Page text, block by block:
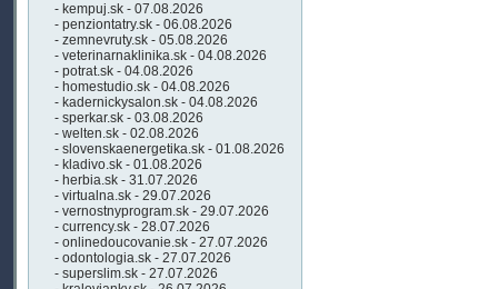
- kempuj.sk - 07.08.2026
- penziontatry.sk - 06.08.2026
- zemnevruty.sk - 05.08.2026
- veterinarnaklinika.sk - 04.08.2026
- potrat.sk - 04.08.2026
- homestudio.sk - 04.08.2026
- kadernickysalon.sk - 04.08.2026
- sperkar.sk - 03.08.2026
- welten.sk - 02.08.2026
- slovenskaenergetika.sk - 01.08.2026
- kladivo.sk - 01.08.2026
- herbia.sk - 31.07.2026
- virtualna.sk - 29.07.2026
- vernostnyprogram.sk - 29.07.2026
- currency.sk - 28.07.2026
- onlinedoucovanie.sk - 27.07.2026
- odontologia.sk - 27.07.2026
- superslim.sk - 27.07.2026